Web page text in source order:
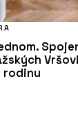
rodinu